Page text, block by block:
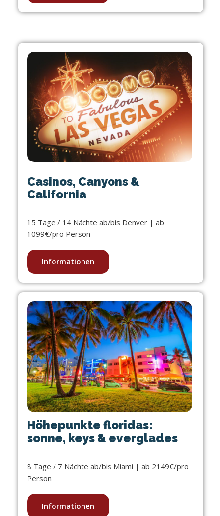
Casinos, Canyons &
California
15 Tage / 14 Nächte ab/bis Denver | ab
1099€/pro Person
Informationen
Höhepunkte floridas:
sonne, keys & everglades
8 Tage / 7 Nächte ab/bis Miami | ab 2149€/pro
Person
Informationen